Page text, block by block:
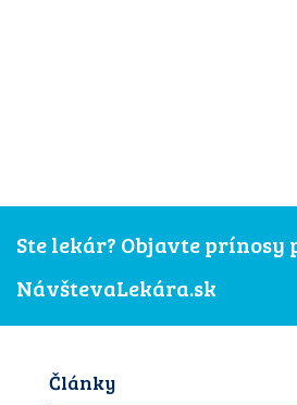
Ste lekár? Objavte prínosy
NávštevaLekára.sk
Články